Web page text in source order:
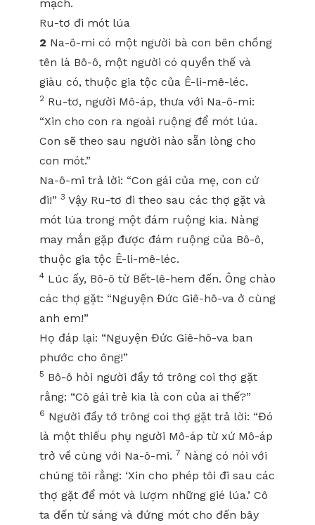
mạch.
Ru-tơ đi mót lúa
2 Na-ô-mi có một người bà con bên chồng
tên là Bô-ô, một người có quyền thế và
giàu có, thuộc gia tộc của Ê-li-mê-léc.
2 Ru-tơ, người Mô-áp, thưa với Na-ô-mi:
“Xin cho con ra ngoài ruộng để mót lúa.
Con sẽ theo sau người nào sẵn lòng cho
con mót.”
Na-ô-mi trả lời: “Con gái của mẹ, con cứ
đi!” 3 Vậy Ru-tơ đi theo sau các thợ gặt và
mót lúa trong một đám ruộng kia. Nàng
may mắn gặp được đám ruộng của Bô-ô,
thuộc gia tộc Ê-li-mê-léc.
4 Lúc ấy, Bô-ô từ Bết-lê-hem đến. Ông chào
các thợ gặt: “Nguyện Đức Giê-hô-va ở cùng
anh em!”
Họ đáp lại: “Nguyện Đức Giê-hô-va ban
phước cho ông!”
5 Bô-ô hỏi người đầy tớ trông coi thợ gặt
rằng: “Cô gái trẻ kia là con của ai thế?”
6 Người đầy tớ trông coi thợ gặt trả lời: “Đó
là một thiếu phụ người Mô-áp từ xứ Mô-áp
trở về cùng với Na-ô-mi. 7 Nàng có nói với
chúng tôi rằng: ‘Xin cho phép tôi đi sau các
thợ gặt để mót và lượm những gié lúa.’ Cô
ta đến từ sáng và đứng mót cho đến bây